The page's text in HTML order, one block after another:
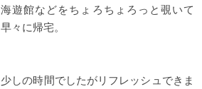
海遊館などをちょろちょろっと覗いて
早々に帰宅。
少しの時間でしたがリフレッシュできま